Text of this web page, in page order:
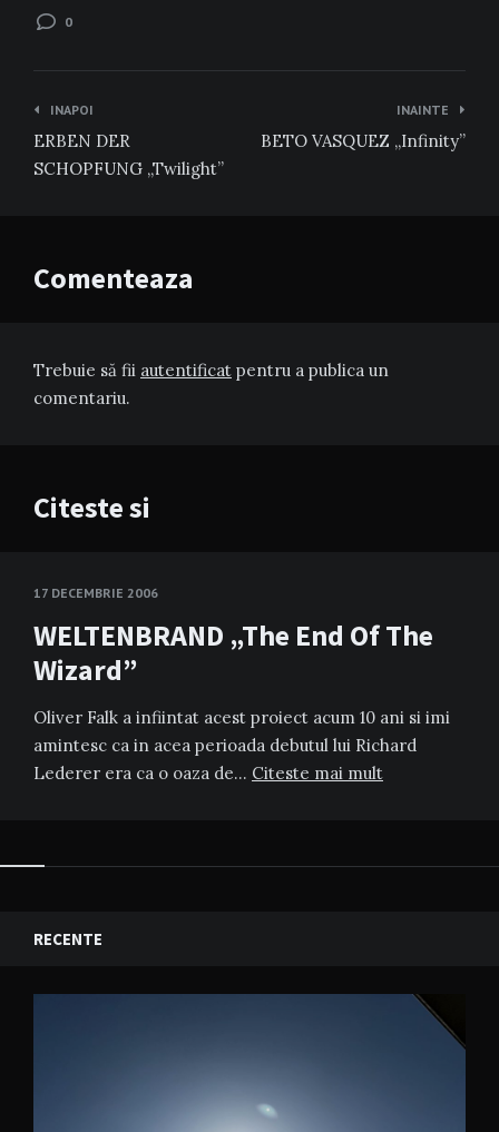
0
Navigare
în
articole
INAPOI
ERBEN DER
SCHOPFUNG „Twilight”
INAINTE
BETO VASQUEZ „Infinity”
Comenteaza
Trebuie să fii autentificat pentru a publica un
comentariu.
Citeste si
17 DECEMBRIE 2006
WELTENBRAND „The End Of The
Wizard”
Oliver Falk a infiintat acest proiect acum 10 ani si imi
amintesc ca in acea perioada debutul lui Richard
Lederer era ca o oaza de… Citeste mai mult
RECENTE